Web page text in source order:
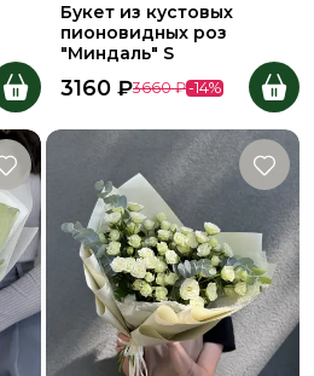
Букет из кустовых
пионовидных роз
"Миндаль" S
3160 ₽3660 ₽-14%